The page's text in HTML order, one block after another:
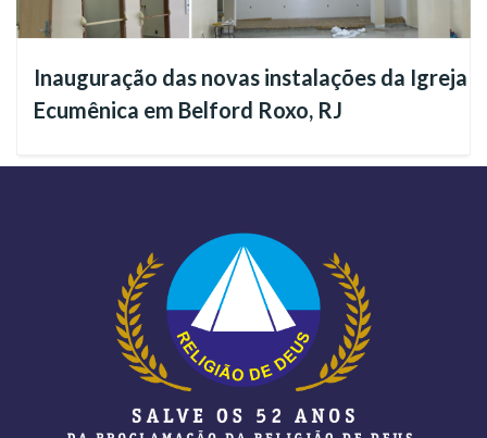
históricos e atuais de uma postura intolerante, especialmente
Guimarães, conversaremos sobre o verdadeiro papel da
destacada figura da Humanidade que de forma corajosa
combateu toda expressão de preconceito e violência:
Jesus, o Cristo Ecumênico, o Divino Estadista.
que nos nos incentiva à soma dos esforços e
talentos pela construção de um mundo alicerçado nos valores
Inauguração das novas instalações da Igreja
Ecumênica em Belford Roxo, RJ